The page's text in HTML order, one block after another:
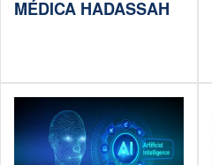
MÉDICA HADASSAH